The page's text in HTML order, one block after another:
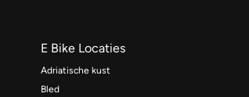
E Bike Locaties
Adriatische kust
Bled